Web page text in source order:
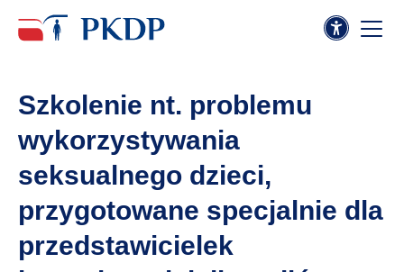
Szkolenie nt. problemu
wykorzystywania
seksualnego dzieci,
przygotowane specjalnie dla
przedstawicielek